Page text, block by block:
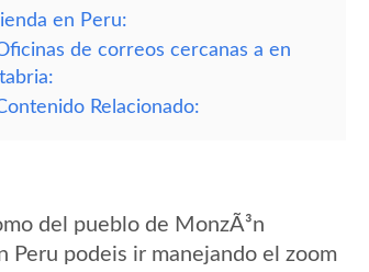
en Peru:
de correos cercanas a en
Relacionado:
del pueblo de MonzÃ³n
Peru podeis ir manejando el zoom